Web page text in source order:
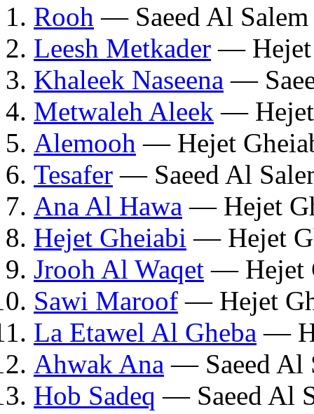
Rooh — Saeed Al Salem
Leesh Metkader — Hejet
Khaleek Naseena —
Metwaleh Aleek — Hejet
Alemooh — Hejet
Tesafer — Saeed Al
Ana Al Hawa — Hejet
Hejet Gheiabi — Hejet
Jrooh Al Waqet — Hejet
Sawi Maroof — Hejet
La Etawel Al Gheba —
Ahwak Ana — Saeed Al
Hob Sadeq — Saeed Al